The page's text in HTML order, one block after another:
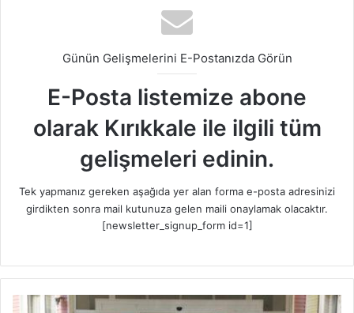
Günün Gelişmelerini E-Postanızda Görün
E-Posta listemize abone
olarak Kırıkkale ile ilgili tüm
gelişmeleri edinin.
Tek yapmanız gereken aşağıda yer alan forma e-posta adresinizi
girdikten sonra mail kutunuza gelen maili onaylamak olacaktır.
[newsletter_signup_form id=1]
E